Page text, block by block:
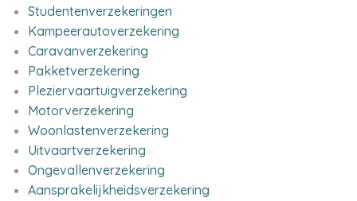
Studentenverzekeringen
Kampeerautoverzekering
Caravanverzekering
Pakketverzekering
Pleziervaartuigverzekering
Motorverzekering
Woonlastenverzekering
Uitvaartverzekering
Ongevallenverzekering
Aansprakelijkheidsverzekering